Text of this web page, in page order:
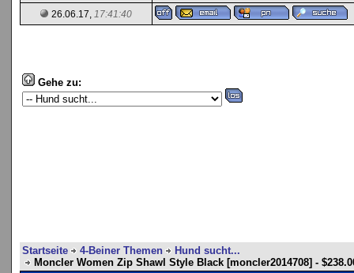
26.06.17, 17:41:40
Gehe zu:
Startseite 4-Beiner Themen
Hund sucht...
Moncler Women Zip Shawl Style Black [moncler2014708] -